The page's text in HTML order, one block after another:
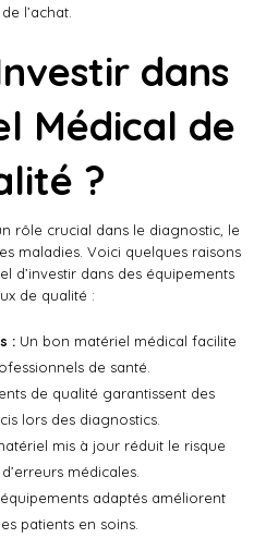
l’achat.
dans
Médical de
?
rôle crucial dans le diagnostic, le
maladies. Voici quelques raisons
d’investir dans des équipements
de qualité :
:Un bon matériel médical facilite
de santé.
de qualité garantissent des
lors des diagnostics.
mis à jour réduit le risque
médicales.
adaptés améliorent
patients en soins.